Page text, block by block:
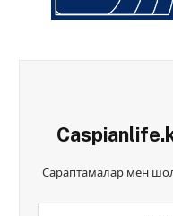
Сараптамалар мен